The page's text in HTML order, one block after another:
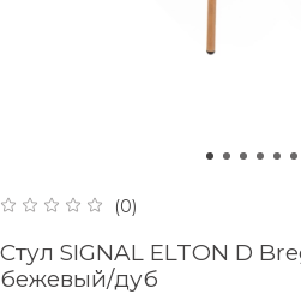
(0)
Стул SIGNAL ELTON D
бежевый/дуб